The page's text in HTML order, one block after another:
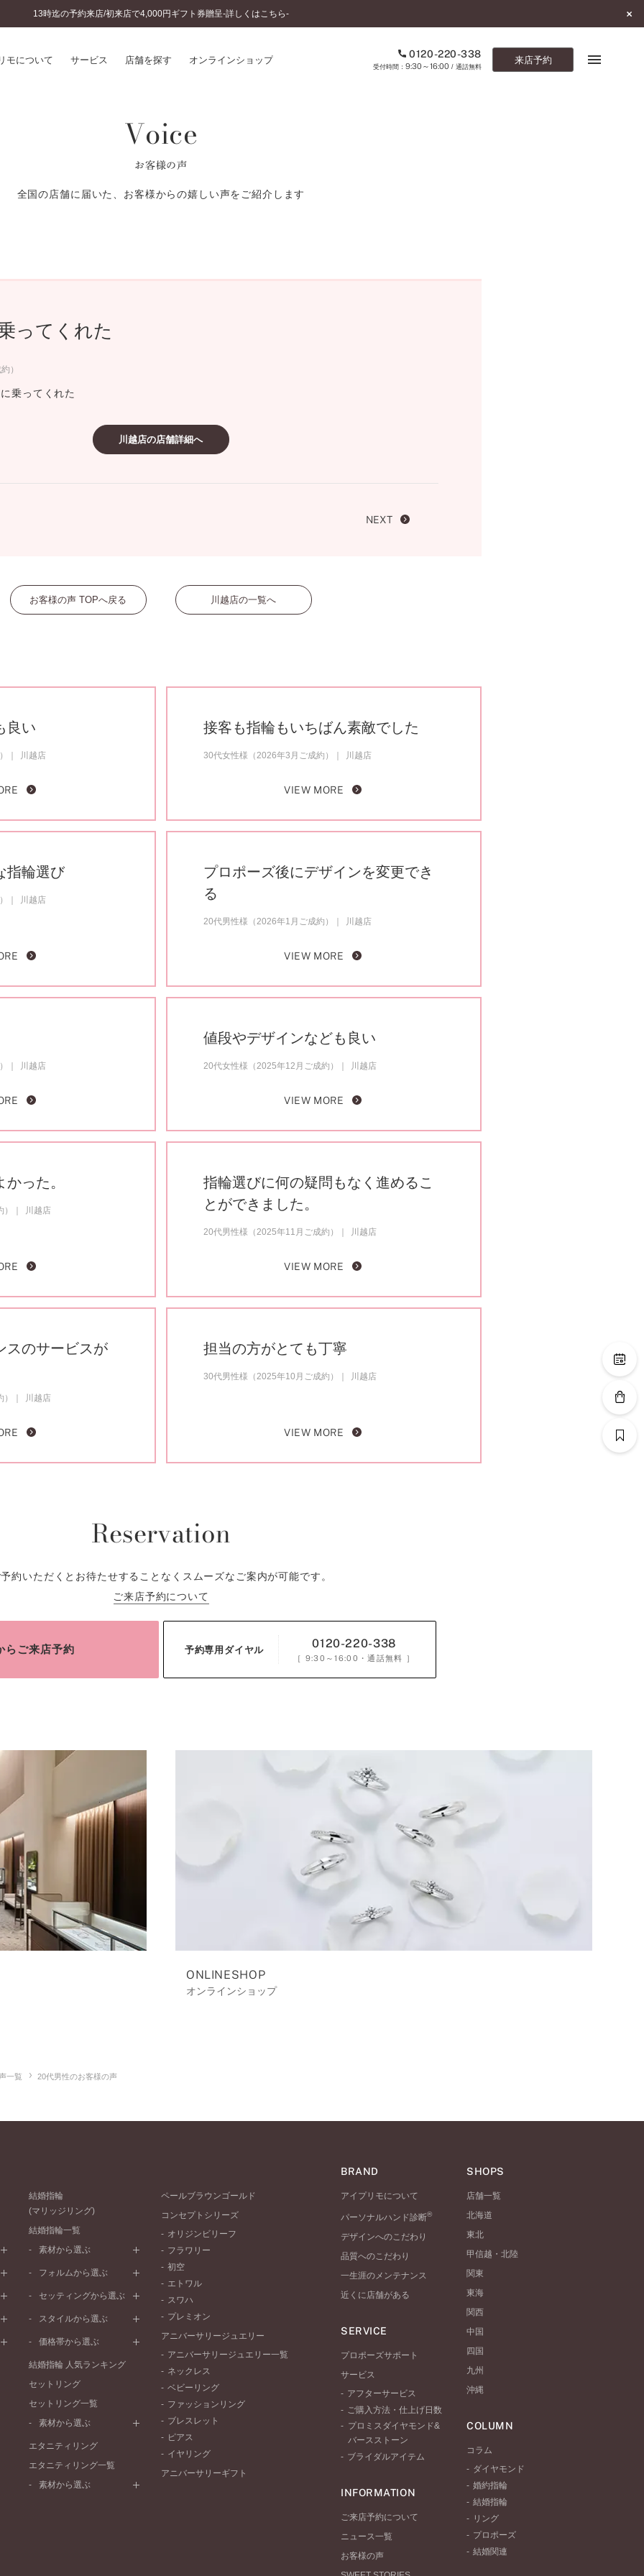
13時迄の予約来店/初来店で4,000円ギフト券贈呈-詳しくはこちら-
モについて サービス 店舗を探す オンラインショップ 0120-220-338
9:30～16:00/ 通話無料
来店予約
のこだわり
スダイヤモンド&バースストー
ーズサポート
予約について
婚約指輪とは
結婚指輪とは
セットリングとは
ショップブログ
Voice
お客様の声
全国の店舗に届いた、お客様からの嬉しい声をご紹介します
ってくれた
）
乗ってくれた
川越店の店舗詳細へ
NEXT
お客様の声 TOPへ戻る 川越店の一覧へ
良い
川越店
接客も指輪もいちばん素敵でした
30代女性様（2026年3月ご成約） 川越店
VIEW MORE
指輪選び
川越店
プロポーズ後にデザインを変更でき
る
20代男性様（2026年1月ご成約） 川越店
VIEW MORE
川越店
値段やデザインなども良い
20代女性様（2025年12月ご成約） 川越店
VIEW MORE
った。
川越店
指輪選びに何の疑問もなく進めるこ
とができました。
20代男性様（2025年11月ご成約） 川越店
VIEW MORE
スのサービスが
川越店
担当の方がとても丁寧
30代男性様（2025年10月ご成約） 川越店
VIEW MORE
Reservation
約いただくとお待たせすることなくスムーズなご案内が可能です。
ご来店予約について
らご来店予約 予約専用ダイヤル 0120-220-338
［ 9:30～16:00 ・通話無料 ］
ONLINESHOP
オンラインショップ
一覧 20代男性のお客様の声
結婚指輪
(マリッジリング)
結婚指輪一覧
素材から選ぶ
プラチナ
ピンクゴールド
ペールブラウンゴールド
フォルムから選ぶ
ストレートライン
V字ライン
セッティングから選ぶ
プレーン
セベラルメレ
ラインメレ
スタイルから選ぶ
シンプル
モード
エレガント
ゴージャス
価格帯から選ぶ
50万円～
20万円～30万円
10万円～20万円
結婚指輪 人気ランキング
セットリング
セットリング一覧
素材から選ぶ
プラチナ
ペールブラウンゴールド
エタニティリング
エタニティリング一覧
素材から選ぶ
ペールブラウンゴールド
コンセプトシリーズ
オリジンビリーフ
フラワリー
初空
エトワル
スワハ
プレミオン
アニバーサリージュエリー
アニバーサリージュエリー一覧
ネックレス
ベビーリング
ファッションリング
ブレスレット
ピアス
イヤリング
アニバーサリーギフト
BRAND
アイプリモについて
パーソナルハンド診断®
デザインへのこだわり
品質へのこだわり
一生涯のメンテナンス
近くに店舗がある
SERVICE
プロポーズサポート
サービス
アフターサービス
ご購入方法・仕上げ日数
プロミスダイヤモンド&
バースストーン
ブライダルアイテム
INFORMATION
ご来店予約について
ニュース一覧
お客様の声
SHOPS
店舗一覧
北海道
東北
甲信越・北陸
関東
東海
関西
中国
四国
九州
沖縄
COLUMN
コラム
ダイヤモンド
婚約指輪
結婚指輪
リング
プロポーズ
結婚関連